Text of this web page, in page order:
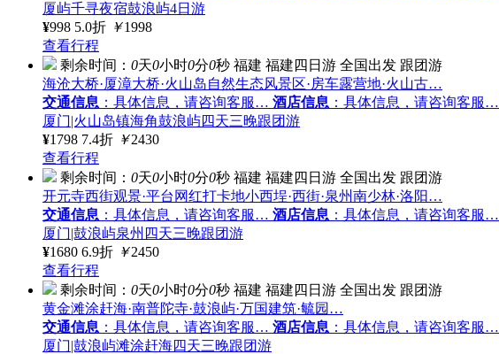
厦屿千寻夜宿鼓浪屿4日游
¥998 5.0折 ￥1998
查看行程
剩余时间： 0天0小时0分0秒 福建 福建四日游 全国出发 跟团游
海沧大桥·厦漳大桥·火山岛自然生态风景区·房车露营地·火山古…
交通信息 ：具体信息，请咨询客服… 酒店信息 ：具体信息，请咨询客服…
厦门|火山岛镇海角鼓浪屿四天三晚跟团游
¥1798 7.4折 ￥2430
查看行程
剩余时间： 0天0小时0分0秒 福建 福建四日游 全国出发 跟团游
开元寺西街观景·平台网红打卡地小西埕·西街·泉州南少林·洛阳…
交通信息 ：具体信息，请咨询客服… 酒店信息 ：具体信息，请咨询客服…
厦门|鼓浪屿泉州四天三晚跟团游
¥1680 6.9折 ￥2450
查看行程
剩余时间： 0天0小时0分0秒 福建 福建四日游 全国出发 跟团游
黄金滩涂赶海·南普陀寺·鼓浪屿·万国建筑·毓园…
交通信息 ：具体信息，请咨询客服… 酒店信息 ：具体信息，请咨询客服…
厦门|鼓浪屿滩涂赶海四天三晚跟团游